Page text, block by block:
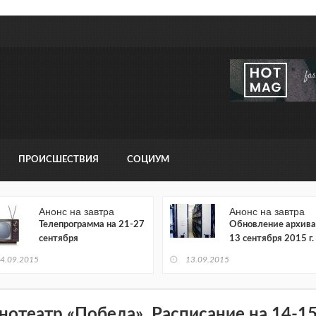
ПРОИСШЕСТВИЯ СОЦИУМ
Анонс на завтра
Телепрограмма на 21-27
сентября
Анонс на завтра
Обновление архива
13 сентября 2015 г.
13.09.2015